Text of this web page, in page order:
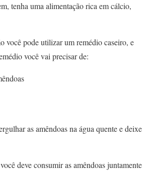
tenha uma alimentação rica em cálcio,
você pode utilizar um remédio caseiro, e
você vai precisar de:
as amêndoas na água quente e deixe
deve consumir as amêndoas juntamente